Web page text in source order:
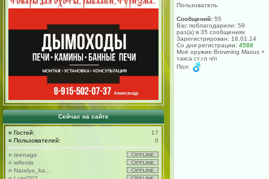
Сейчас на сайте
¤ Гостей:
17
¤ Пользователей: 0
¤ teenage
¤ wifemis
¤ Natalya_ka...
Пользователь
Сообщений: 55
Вас поблагодарили: 59
раз(а) в 35 сообщениях
Зарегистрирован: 16.01.14
Со дня регистрации: 4588
Моё оружие:Browning Maxus +
такса ст.гл.ч/п
Пол: